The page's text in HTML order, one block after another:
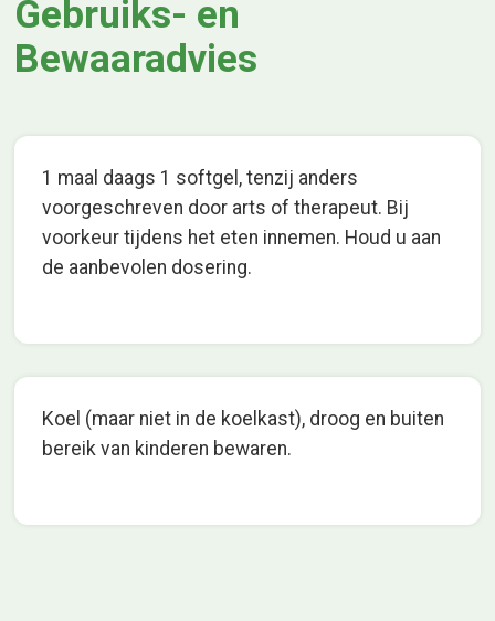
Gebruiks- en
Bewaaradvies
1 maal daags 1 softgel, tenzij anders
voorgeschreven door arts of therapeut. Bij
voorkeur tijdens het eten innemen. Houd u aan
de aanbevolen dosering.
Koel (maar niet in de koelkast), droog en buiten
bereik van kinderen bewaren.